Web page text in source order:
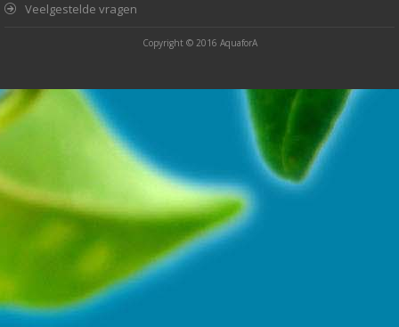
Veelgestelde vragen
Copyright © 2016 AquaforA